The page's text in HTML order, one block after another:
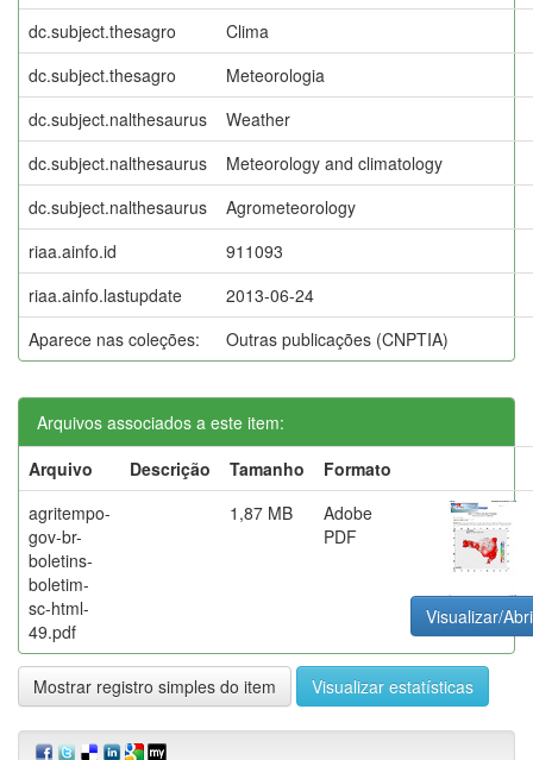
dc.subject.thesagro
Clima
dc.subject.thesagro
Meteorologia
dc.subject.nalthesaurus
Weather
dc.subject.nalthesaurus
Meteorology and climatology
dc.subject.nalthesaurus
Agrometeorology
riaa.ainfo.id
911093
riaa.ainfo.lastupdate
2013-06-24
Aparece nas coleções:
Outras publicações (CNPTIA)
Arquivos associados a este item:
Arquivo
Descrição Tamanho
Formato
agritempo-
gov-br-
boletins-
boletim-
sc-html-
49.pdf
1,87 MB
Adobe
PDF
Visualizar/
Mostrar registro simples do item Visualizar estatísticas